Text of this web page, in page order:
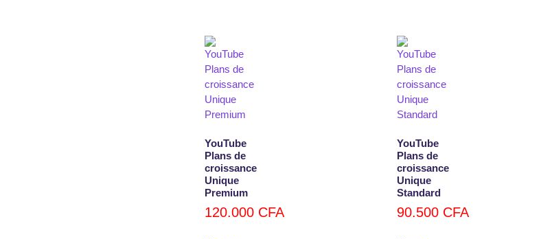
YouTube
Plans de
croissance
Unique
Premium
120.000 CFA
YouTube
Plans de
croissance
Unique
Standard
90.500 CFA